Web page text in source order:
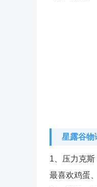
星露谷物
1、压力克
最喜欢鸡蛋